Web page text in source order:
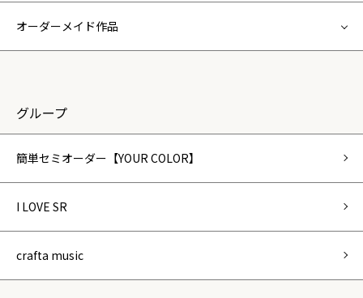
オーダーメイド作品
グループ
簡単セミオーダー【YOUR COLOR】
I LOVE SR
crafta music